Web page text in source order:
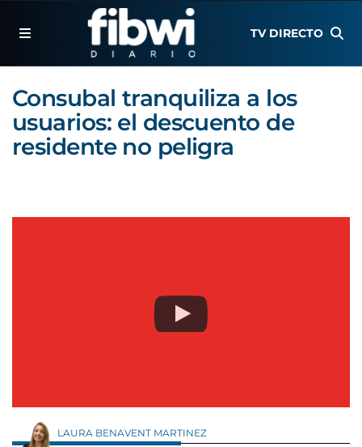
TV DIRECTO
Consubal tranquiliza a los
usuarios: el descuento de
residente no peligra
LAURA BENAVENT MARTINEZ